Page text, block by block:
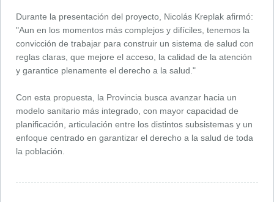
Durante la presentación del proyecto, Nicolás Kreplak afirmó:
"Aun en los momentos más complejos y difíciles, tenemos la
convicción de trabajar para construir un sistema de salud con
reglas claras, que mejore el acceso, la calidad de la atención
y garantice plenamente el derecho a la salud."
Con esta propuesta, la Provincia busca avanzar hacia un
modelo sanitario más integrado, con mayor capacidad de
planificación, articulación entre los distintos subsistemas y un
enfoque centrado en garantizar el derecho a la salud de toda
la población.